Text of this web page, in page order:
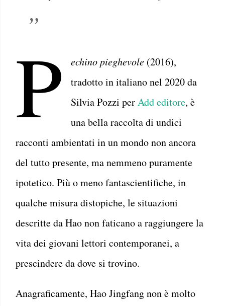
P echino pieghevole(2016),
tradotto in italiano nel 2020 da
Silvia Pozzi perAdd editore, è
una bella raccolta di undici
racconti ambientati in un mondo non ancora
del tutto presente, ma nemmeno puramente
ipotetico. Più o meno fantascientifiche, in
qualche misura distopiche, le situazioni
descritte da Hao non faticano a raggiungere la
vita dei giovani lettori contemporanei, a
prescindere da dove si trovino.
Anagraficamente, Hao Jingfang non è molto